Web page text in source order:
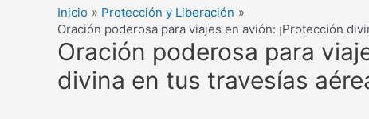
Inicio
Protección y Liberación
Oración poderosa para viajes en avión: ¡Protección
Oración poderosa para
divina en tus travesías